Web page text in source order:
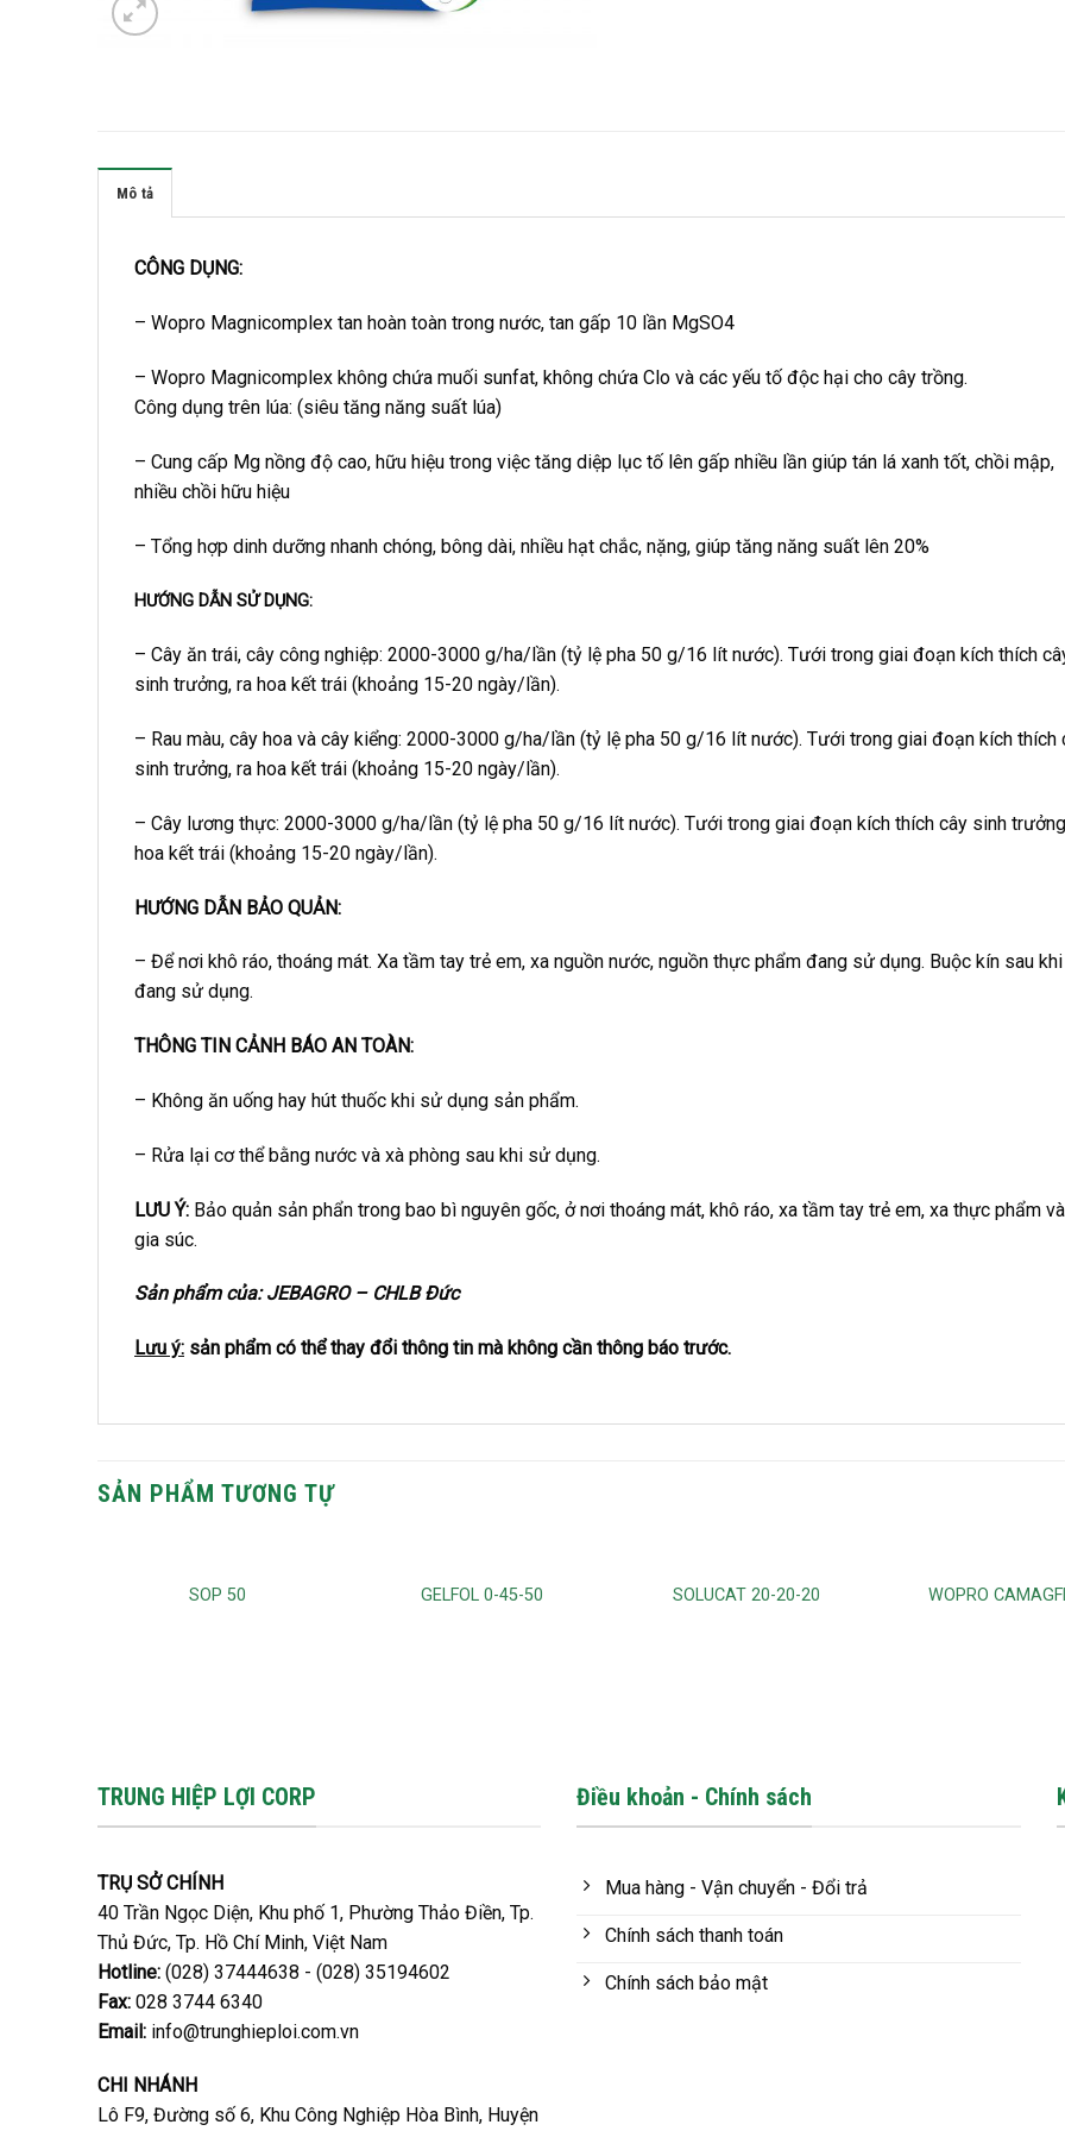
Mô tả
CÔNG DỤNG:
– Wopro Magnicomplex tan hoàn toàn trong nước, tan gấp 10 lần MgSO4
– Wopro Magnicomplex không chứa muối sunfat, không chứa Clo và các yếu tố độc hại cho cây trồng.
Công dụng trên lúa: (siêu tăng năng suất lúa)
– Cung cấp Mg nồng độ cao, hữu hiệu trong việc tăng diệp lục tố lên gấp nhiều lần giúp tán lá xanh tốt, chồi mập,
nhiều chồi hữu hiệu
– Tổng hợp dinh dưỡng nhanh chóng, bông dài, nhiều hạt chắc, nặng, giúp tăng năng suất lên 20%
HƯỚNG DẪN SỬ DỤNG:
– Cây ăn trái, cây công nghiệp: 2000-3000 g/ha/lần (tỷ lệ pha 50 g/16 lít nước). Tưới trong giai đoạn kích thích
sinh trưởng, ra hoa kết trái (khoảng 15-20 ngày/lần).
– Rau màu, cây hoa và cây kiểng: 2000-3000 g/ha/lần (tỷ lệ pha 50 g/16 lít nước). Tưới trong giai đoạn kích thích
sinh trưởng, ra hoa kết trái (khoảng 15-20 ngày/lần).
– Cây lương thực: 2000-3000 g/ha/lần (tỷ lệ pha 50 g/16 lít nước). Tưới trong giai đoạn kích thích cây sinh
hoa kết trái (khoảng 15-20 ngày/lần).
HƯỚNG DẪN BẢO QUẢN:
– Để nơi khô ráo, thoáng mát. Xa tầm tay trẻ em, xa nguồn nước, nguồn thực phẩm đang sử dụng. Buộc kín sau khi
đang sử dụng.
THÔNG TIN CẢNH BÁO AN TOÀN:
– Không ăn uống hay hút thuốc khi sử dụng sản phẩm.
– Rửa lại cơ thể bằng nước và xà phòng sau khi sử dụng.
LƯU Ý: Bảo quản sản phẩn trong bao bì nguyên gốc, ở nơi thoáng mát, khô ráo, xa tầm tay trẻ em, xa thực phẩm và
gia súc.
Sản phẩm của: JEBAGRO – CHLB Đức
Lưu ý: sản phẩm có thể thay đổi thông tin mà không cần thông báo trước.
SẢN PHẨM TƯƠNG TỰ
SOP 50 GELFOL 0-45-50 SOLUCAT 20-20-20 WOPRO
TRUNG HIỆP LỢI CORP
TRỤ SỞ CHÍNH
40 Trần Ngọc Diện, Khu phố 1, Phường Thảo Điền, Tp.
Thủ Đức, Tp. Hồ Chí Minh, Việt Nam
Hotline: (028) 37444638 - (028) 35194602
Fax: 028 3744 6340
Email: info@trunghieploi.com.vn
CHI NHÁNH
Lô F9, Đường số 6, Khu Công Nghiệp Hòa Bình, Huyện
Điều khoản - Chính sách
Mua hàng - Vận chuyển - Đổi trả
Chính sách thanh toán
Chính sách bảo mật